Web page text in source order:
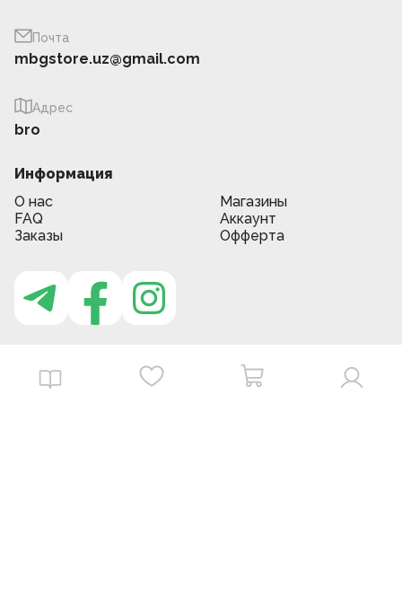
Почта
mbgstore.uz@gmail.com
Адрес
bro
Информация
О нас
Магазины
FAQ
Аккаунт
Заказы
Офферта
Приложение MBG store